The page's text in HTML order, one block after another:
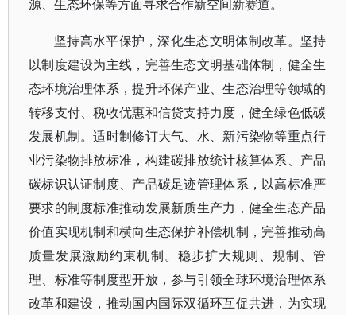
源、生态环保等方面寻求合作新空间新赛道。
坚持高水平保护，深化生态文明体制改革。坚持
以制度建设为主线，完善生态文明基础体制，健全生
态环境治理体系，提升环保产业、生态治理等领域的
转移支付、税收优惠和信贷支持力度，健全绿色低碳
发展机制。适时制修订大气、水、新污染物等重点行
业污染物排放标准，构建碳排放统计核算体系、产品
碳标识认证制度、产品碳足迹管理体系，以高标准严
要求的制度标准推动发展新质生产力，健全生态产品
价值实现机制和横向生态保护补偿机制，完善推动高
质量发展激励约束机制。稳步扩大规则、规制、管
理、标准等制度型开放，参与引领全球环境治理体系
改革和建设，推动国内国际双循环互促共进，为实现